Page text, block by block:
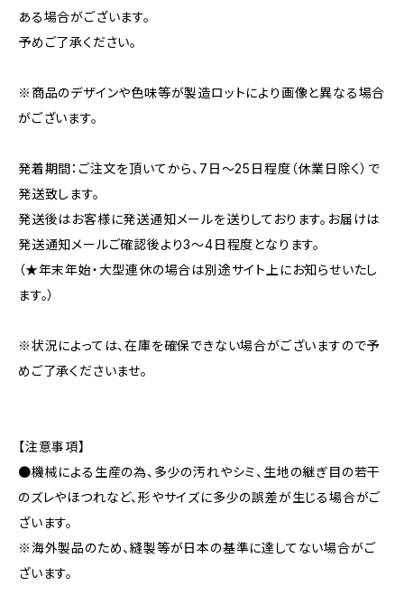
ある場合がございます。
予めご了承ください。
※商品のデザインや色味等が製造ロットにより画像と異なる場合
がございます。
発着期間：ご注文を頂いてから、7日〜25日程度（休業日除く）で
発送致します。
発送後はお客様に発送通知メールを送りしております。お届けは
発送通知メールご確認後より3〜4日程度となります。
（★年末年始・大型連休の場合は別途サイト上にお知らせいたし
ます。）
※状況によっては、在庫を確保できない場合がございますので予
めご了承くださいませ。
【注意事項】
●機械による生産の為、多少の汚れやシミ、生地の継ぎ目の若干
のズレやほつれなど、形やサイズに多少の誤差が生じる場合がご
ざいます。
※海外製品のため、縫製等が日本の基準に達してない場合がご
ざいます。